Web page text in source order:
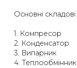
Основні складові
1. Компресор
2. Конденсатор
3. Випарник
4. Теплообмінник